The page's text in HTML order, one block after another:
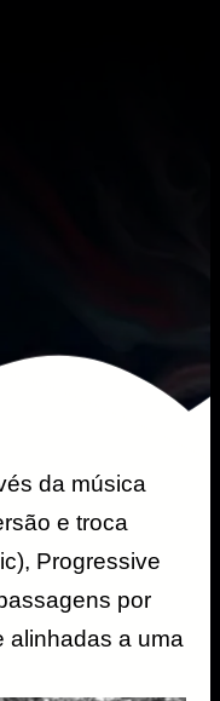
da música
e troca
Progressive
por
alinhadas a uma